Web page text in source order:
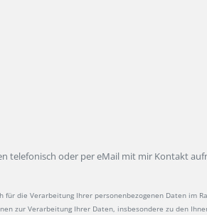
telefonisch oder per eMail mit mir Kontakt
die Verarbeitung Ihrer personenbezogenen Daten im
zur Verarbeitung Ihrer Daten, insbesondere zu den